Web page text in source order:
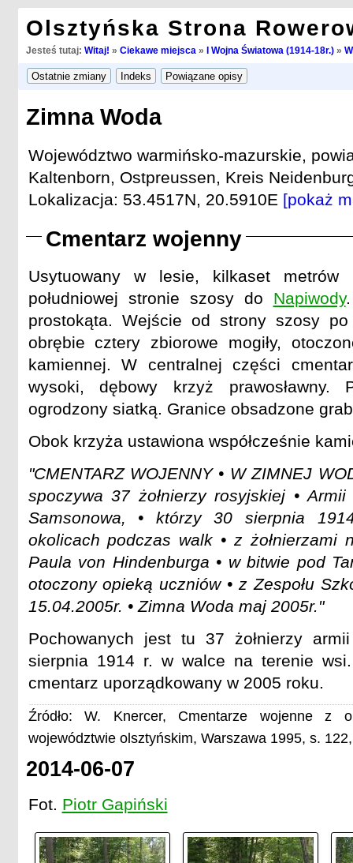
Olsztyńska Strona
Jesteś tutaj: Witaj! » Ciekawe miejsca » I Wojna Światowa (1914-18r.)»
Zimna Woda
Województwo warmińsko-mazurskie,
Kaltenborn, Ostpreussen, Kreis
Lokalizacja: 53.4517N, 20.5910E [pokaż
Cmentarz wojenny
Usytuowany w lesie, kilkaset
południowej stronie szosy do Napiwody
prostokąta. Wejście od strony szosy
obrębie cztery zbiorowe mogiły,
kamiennej. W centralnej części
wysoki, dębowy krzyż prawosławny.
ogrodzony siatką. Granice obsadzone
Obok krzyża ustawiona współcześnie
"CMENTARZ WOJENNY • W ZIMNEJ
spoczywa 37 żołnierzy rosyjskiej •
Samsonowa, • którzy 30 sierpnia
okolicach podczas walk • z żołnierzami
Paula von Hindenburga • w bitwie pod
otoczony opieką uczniów • z Zespołu
15.04.2005r. • Zimna Woda maj 2005r."
Pochowanych jest tu 37 żołnierzy
sierpnia 1914 r. w walce na terenie
cmentarz uporządkowany w 2005 roku.
Źródło: W. Knercer, Cmentarze wojenne z
województwie olsztyńskim, Warszawa 1995, s.
2014-06-07
Fot. Piotr Gapiński